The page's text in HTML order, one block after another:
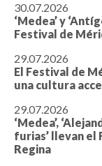
30.07.2026
‘Medea’ y
Festival de
29.07.2026
El Festival de
una cultura
29.07.2026
‘Medea’,
furias’ llevan el
Regina